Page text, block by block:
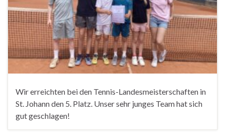
Wir erreichten bei den Tennis-Landesmeisterschaften in
St. Johann den 5. Platz. Unser sehr junges Team hat sich
gut geschlagen!